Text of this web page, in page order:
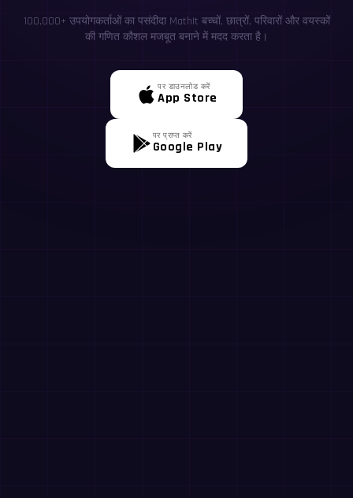
100,000+ उपयोगकर्ताओं का पसंदीदा MathIt बच्चों, छात्रों, परिवारों और वयस्कों
की गणित कौशल मजबूत बनाने में मदद करता है।
पर डाउनलोड करें
App Store
पर प्राप्त करें
Google Play